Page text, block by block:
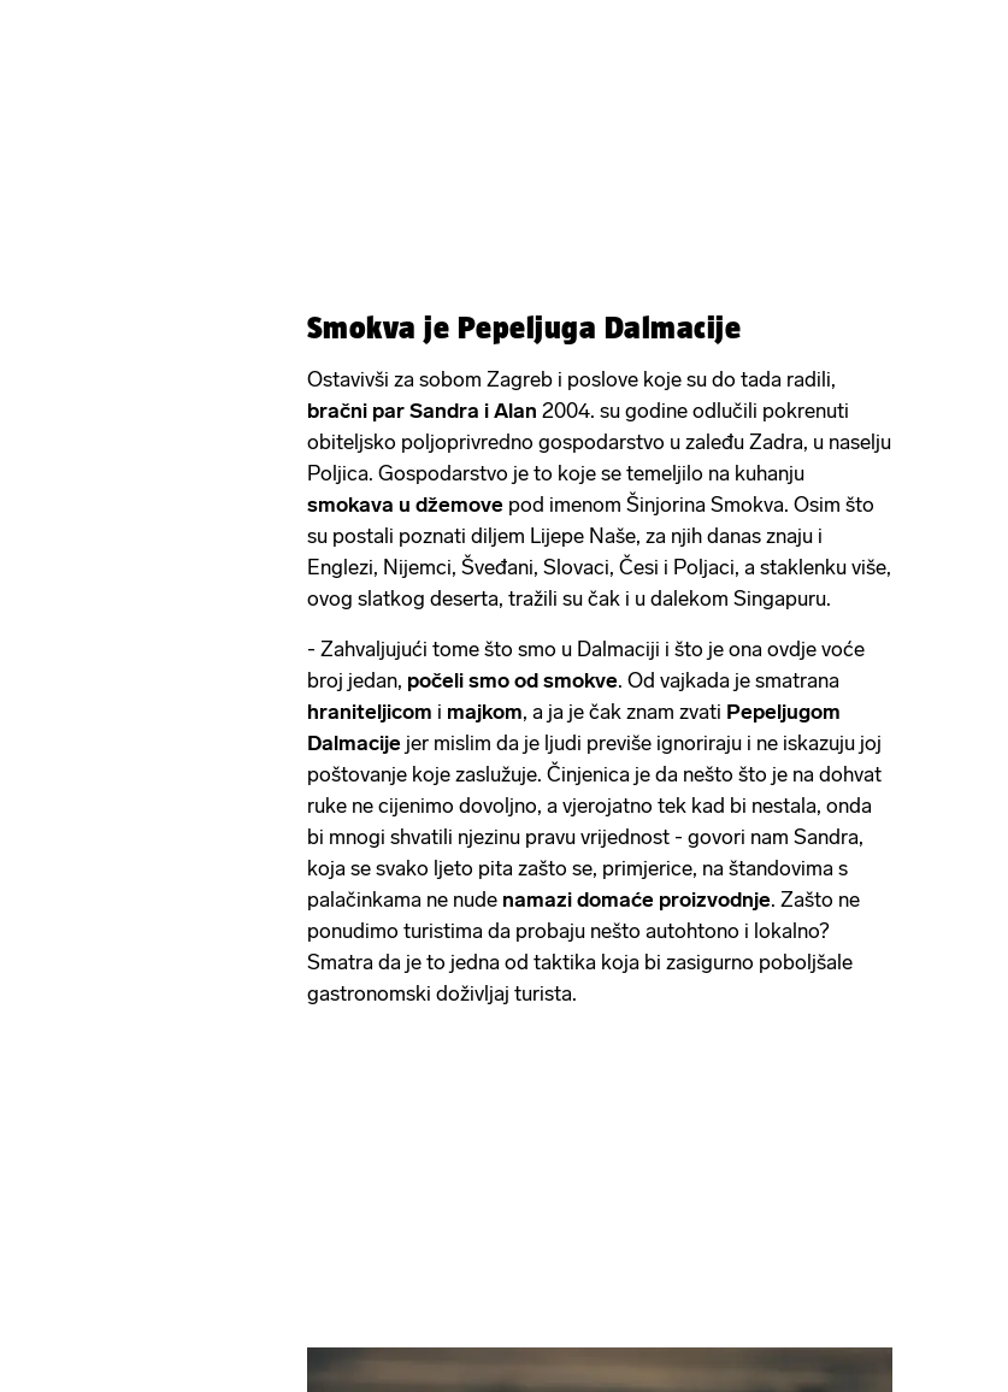
Smokva je Pepeljuga Dalmacije
Ostavivši za sobom Zagreb i poslove koje su do tada radili,
bračni par Sandra i Alan 2004. su godine odlučili pokrenuti
obiteljsko poljoprivredno gospodarstvo u zaleđu Zadra, u naselju
Poljica. Gospodarstvo je to koje se temeljilo na kuhanju
smokava u džemove pod imenom Šinjorina Smokva. Osim što
su postali poznati diljem Lijepe Naše, za njih danas znaju i
Englezi, Nijemci, Šveđani, Slovaci, Česi i Poljaci, a staklenku više,
ovog slatkog deserta, tražili su čak i u dalekom Singapuru.
- Zahvaljujući tome što smo u Dalmaciji i što je ona ovdje voće
broj jedan, počeli smo od smokve. Od vajkada je smatrana
hraniteljicom i majkom, a ja je čak znam zvati Pepeljugom
Dalmacije jer mislim da je ljudi previše ignoriraju i ne iskazuju joj
poštovanje koje zaslužuje. Činjenica je da nešto što je na dohvat
ruke ne cijenimo dovoljno, a vjerojatno tek kad bi nestala, onda
bi mnogi shvatili njezinu pravu vrijednost - govori nam Sandra,
koja se svako ljeto pita zašto se, primjerice, na štandovima s
palačinkama ne nude namazi domaće proizvodnje. Zašto ne
ponudimo turistima da probaju nešto autohtono i lokalno?
Smatra da je to jedna od taktika koja bi zasigurno poboljšale
gastronomski doživljaj turista.